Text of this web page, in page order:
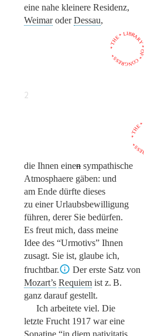
eine nahe kleinere Residenz,
WeimaroderDessau,
* THE * LIBRARY * OF * CONGRESS *
2
* THE *
die Ihnen einen sympathische
Atmosphaere gäben: und
am Ende dürfte dieses
zu einer Urlaubsbewilligung
führen, derer Sie bedürfen.
Es freut mich, dass meine
Idee des “Urmotivs” Ihnen
zusagt. Sie ist, glaube ich,
fruchtbar.
Der erste Satz von
Mozart’s Requiem ist z. B.
ganz darauf gestellt.
Ich arbeitete viel. Die
letzte Frucht 1917 war eine
Sonatine “in diem nativitatis